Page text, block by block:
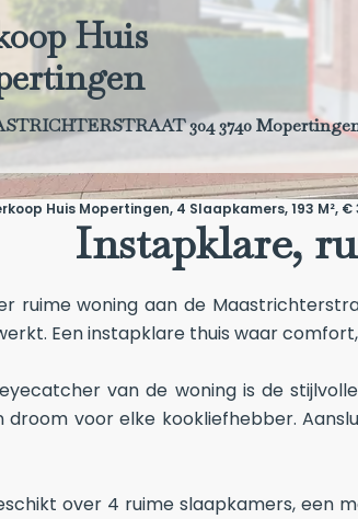
Huis
304 3740
Huis Mopertingen, 4 Slaapkamers, 193 M², €
Instapklare,
ruime woning aan de
Een instapklare thuis waar
van de woning is de
droom voor elke kookliefhebber.
over 4 ruime slaapkamers, een